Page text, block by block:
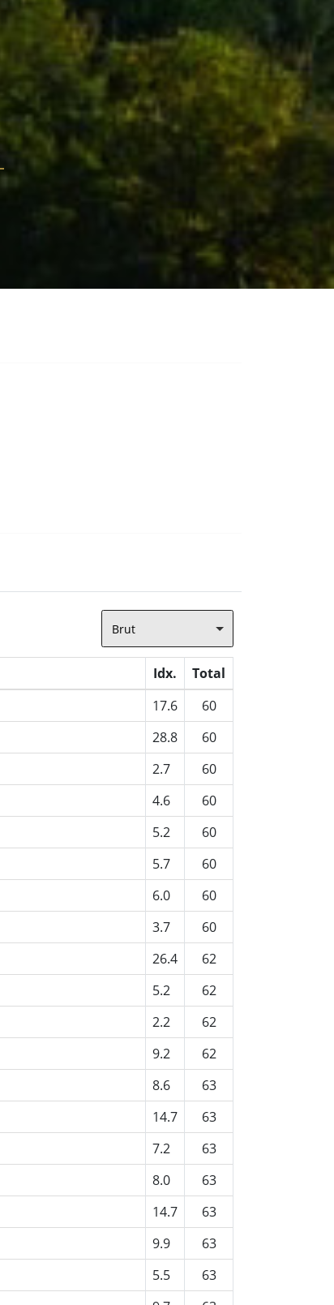
Brut
Idx. Total
17.6
60
28.8
60
2.7
60
4.6 60
5.2
60
5.7
60
6.0
60
3.7 60
26.4
62
5.2
62
2.2
62
9.2 62
8.6
63
14.7
63
7.2
63
8.0 63
14.7
63
9.9
63
5.5
63